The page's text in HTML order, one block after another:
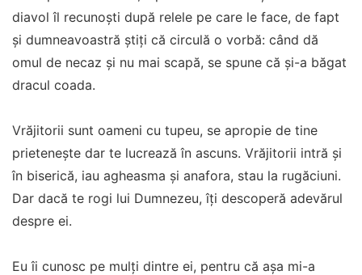
diavol îl recunoști după relele pe care le face, de fapt
și dumneavoastră știți că circulă o vorbă: când dă
omul de necaz și nu mai scapă, se spune că și-a băgat
dracul coada.
Vrăjitorii sunt oameni cu tupeu, se apropie de tine
prietenește dar te lucrează în ascuns. Vrăjitorii intră și
în biserică, iau agheasma și anafora, stau la rugăciuni.
Dar dacă te rogi lui Dumnezeu, îți descoperă adevărul
despre ei.
Eu îi cunosc pe mulți dintre ei, pentru că așa mi-a